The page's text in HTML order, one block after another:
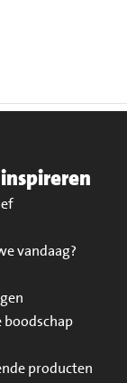
vandaag?
boodschap
producten